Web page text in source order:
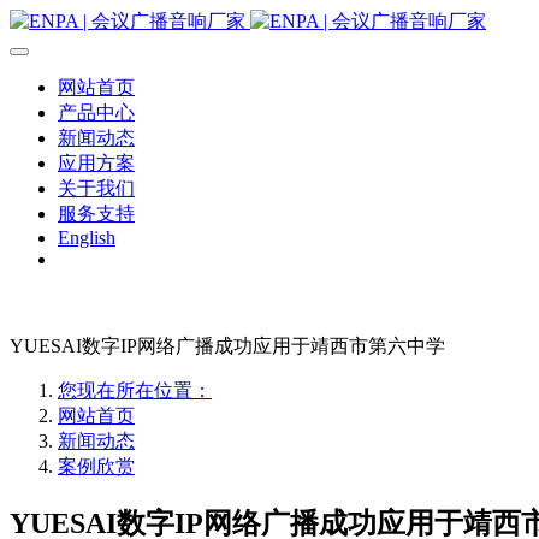
网站首页
产品中心
新闻动态
应用方案
关于我们
服务支持
English
YUESAI数字IP网络广播成功应用于靖西市第六中学
您现在所在位置：
网站首页
新闻动态
案例欣赏
YUESAI数字IP网络广播成功应用于靖西